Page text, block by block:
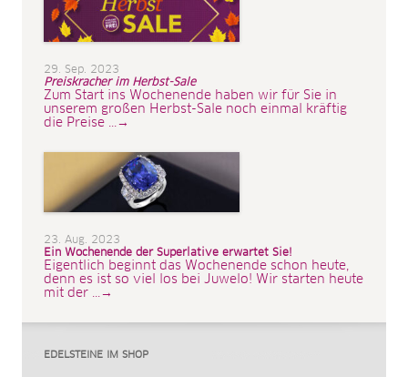
29. Sep. 2023
Preiskracher im Herbst-Sale
Zum Start ins Wochenende haben wir für Sie in
unserem großen Herbst-Sale noch einmal kräftig
die Preise ...→
23. Aug. 2023
Ein Wochenende der Superlative erwartet Sie!
Eigentlich beginnt das Wochenende schon heute,
denn es ist so viel los bei Juwelo! Wir starten heute
mit der ...→
EDELSTEINE IM SHOP